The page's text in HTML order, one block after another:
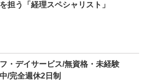
担う「経理スペシャリスト」
・デイサービス/無資格・未経験
/完全週休2日制